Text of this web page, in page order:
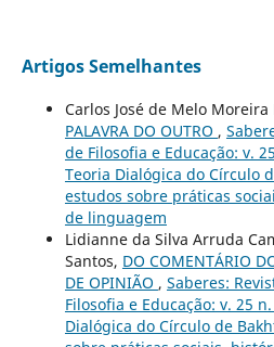
Artigos Semelhantes
Carlos José de Melo
PALAVRA DO OUTRO ,
de Filosofia e Educação: v.
Teoria Dialógica do Círculo
estudos sobre práticas
de linguagem
Lidianne da Silva Arruda
Santos, DO COMENTÁRIO
DE OPINIÃO , Saberes:
Filosofia e Educação: v. 25
Dialógica do Círculo de